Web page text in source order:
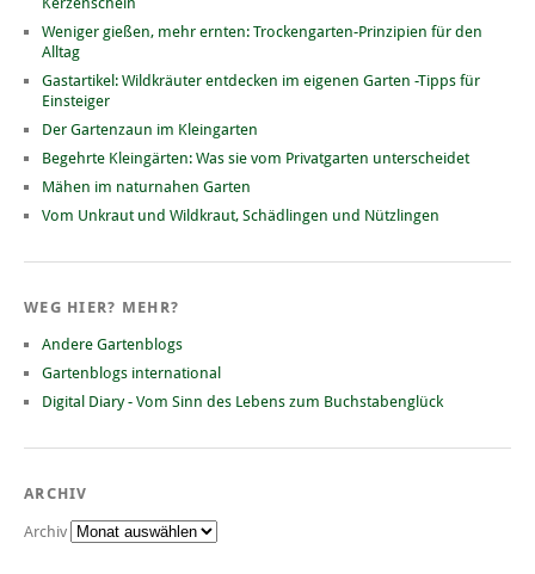
Weniger gießen, mehr ernten: Trockengarten-Prinzipien für den
Alltag
Gastartikel: Wildkräuter entdecken im eigenen Garten -Tipps für
Einsteiger
Der Gartenzaun im Kleingarten
Begehrte Kleingärten: Was sie vom Privatgarten unterscheidet
Mähen im naturnahen Garten
Vom Unkraut und Wildkraut, Schädlingen und Nützlingen
WEG HIER? MEHR?
Andere Gartenblogs
Gartenblogs international
Digital Diary - Vom Sinn des Lebens zum Buchstabenglück
ARCHIV
Archiv